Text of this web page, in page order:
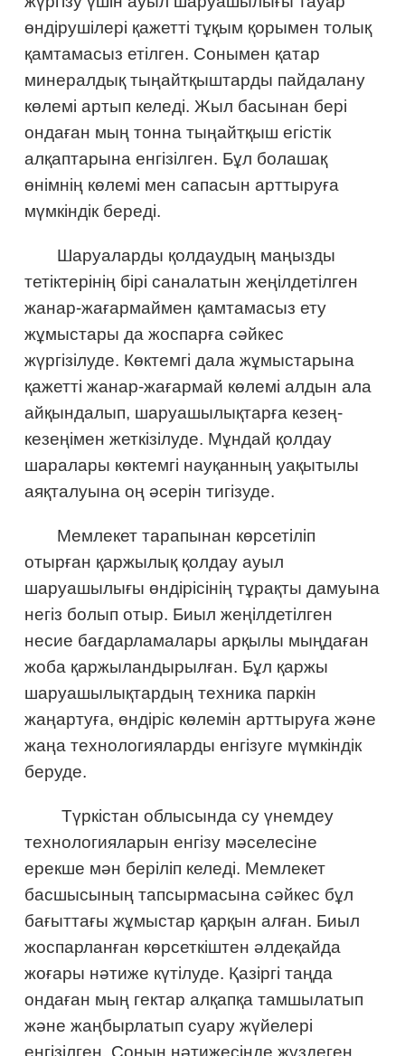
өндірушілері қажетті тұқым қорымен толық
қамтамасыз етілген. Сонымен қатар
минералдық тыңайтқыштарды пайдалану
көлемі артып келеді. Жыл басынан бері
ондаған мың тонна тыңайтқыш егістік
алқаптарына енгізілген. Бұл болашақ
өнімнің көлемі мен сапасын арттыруға
мүмкіндік береді.
Шаруаларды қолдаудың маңызды
тетіктерінің бірі саналатын жеңілдетілген
жанар-жағармаймен қамтамасыз ету
жұмыстары да жоспарға сәйкес
жүргізілуде. Көктемгі дала жұмыстарына
қажетті жанар-жағармай көлемі алдын ала
айқындалып, шаруашылықтарға кезең-
кезеңімен жеткізілуде. Мұндай қолдау
шаралары көктемгі науқанның уақытылы
аяқталуына оң әсерін тигізуде.
Мемлекет тарапынан көрсетіліп
отырған қаржылық қолдау ауыл
шаруашылығы өндірісінің тұрақты дамуына
негіз болып отыр. Биыл жеңілдетілген
несие бағдарламалары арқылы мыңдаған
жоба қаржыландырылған. Бұл қаржы
шаруашылықтардың техника паркін
жаңартуға, өндіріс көлемін арттыруға және
жаңа технологияларды енгізуге мүмкіндік
беруде.
Түркістан облысында су үнемдеу
технологияларын енгізу мәселесіне
ерекше мән беріліп келеді. Мемлекет
басшысының тапсырмасына сәйкес бұл
бағыттағы жұмыстар қарқын алған. Биыл
жоспарланған көрсеткіштен әлдеқайда
жоғары нәтиже күтілуде. Қазіргі таңда
ондаған мың гектар алқапқа тамшылатып
және жаңбырлатып суару жүйелері